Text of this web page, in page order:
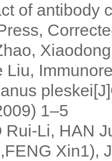
of antibody
Liu,
pleskei[J]
1–5
Rui-Li, HAN
Xin1),